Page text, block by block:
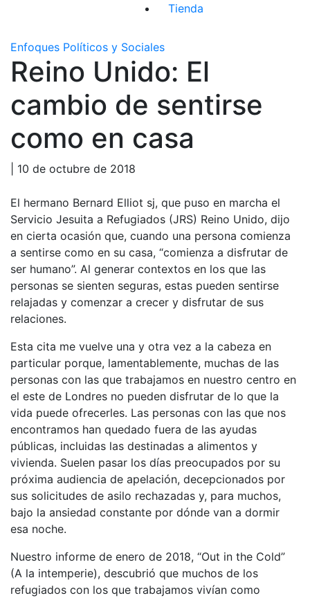
Tienda
Enfoques Políticos y Sociales
Reino Unido: El
cambio de sentirse
como en casa
| 10 de octubre de 2018
El hermano Bernard Elliot sj, que puso en marcha el
Servicio Jesuita a Refugiados (JRS) Reino Unido, dijo
en cierta ocasión que, cuando una persona comienza
a sentirse como en su casa, “comienza a disfrutar de
ser humano”. Al generar contextos en los que las
personas se sienten seguras, estas pueden sentirse
relajadas y comenzar a crecer y disfrutar de sus
relaciones.
Esta cita me vuelve una y otra vez a la cabeza en
particular porque, lamentablemente, muchas de las
personas con las que trabajamos en nuestro centro en
el este de Londres no pueden disfrutar de lo que la
vida puede ofrecerles. Las personas con las que nos
encontramos han quedado fuera de las ayudas
públicas, incluidas las destinadas a alimentos y
vivienda. Suelen pasar los días preocupados por su
próxima audiencia de apelación, decepcionados por
sus solicitudes de asilo rechazadas y, para muchos,
bajo la ansiedad constante por dónde van a dormir
esa noche.
Nuestro informe de enero de 2018, “Out in the Cold”
(A la intemperie), descubrió que muchos de los
refugiados con los que trabajamos vivían como